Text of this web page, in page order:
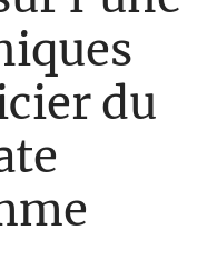
du